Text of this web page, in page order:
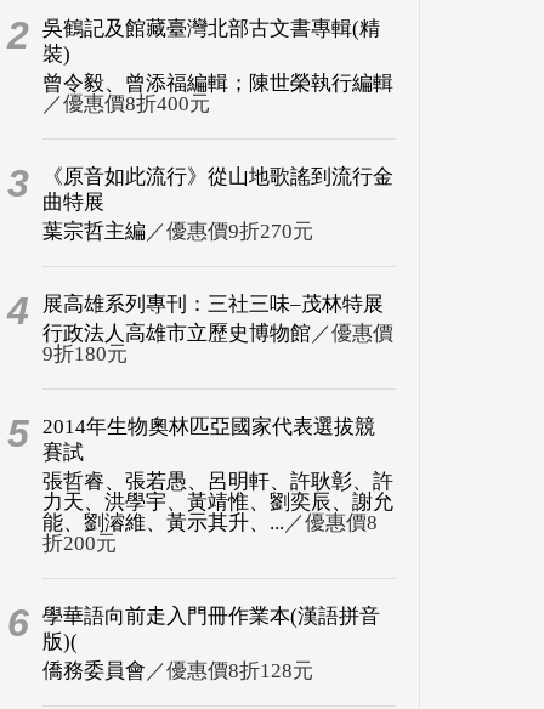
2 吳鶴記及館藏臺灣北部古文書專輯(精
裝)
曾令毅、曾添福編輯；陳世榮執行編輯
／優惠價8折400元
3
《原音如此流行》從山地歌謠到流行金
曲特展
葉宗哲主編 ／優惠價9折270元
4
展高雄系列專刊：三社三味–茂林特展
行政法人高雄市立歷史博物館／優惠價
9折180元
5 2014年生物奧林匹亞國家代表選拔競
賽試
張哲睿、張若愚、呂明軒、許耿彰、許
力天、洪學宇、黃靖惟、劉奕辰、謝允
能、劉濬維、黃示其升、... ／優惠價8
折200元
6 學華語向前走入門冊作業本(漢語拼音
版)(
僑務委員會 ／優惠價8折128元